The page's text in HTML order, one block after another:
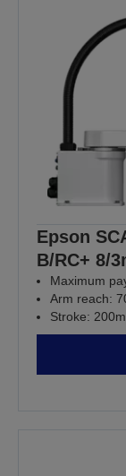
Epson
B/RC+ 8/
Maximum
Arm reach:
Stroke: